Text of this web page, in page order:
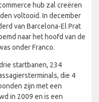
hub zal creëren
voltooid. In december
van Barcelona-El Prat
naar het hoofd van de
onder Franco.
startbanen, 234
die 4
zijn met een
in 2009 en is een